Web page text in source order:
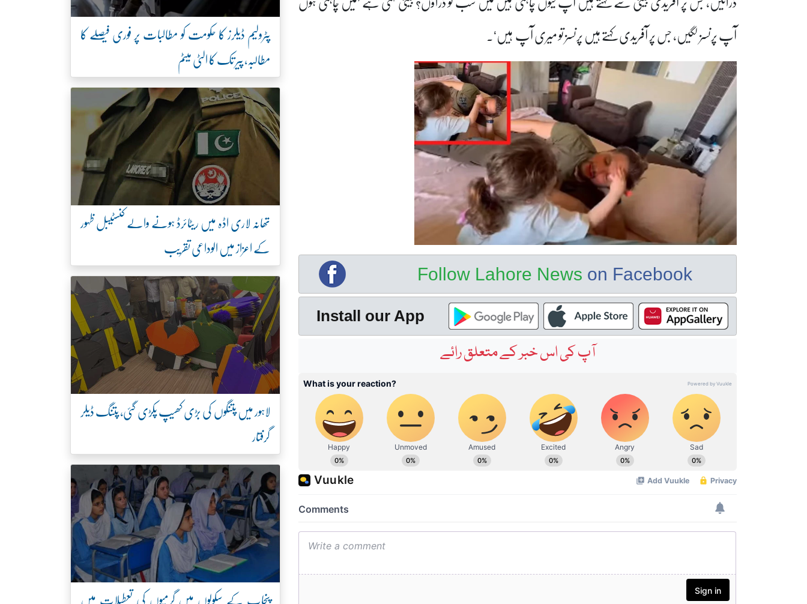
آپ پرنسز لگیں، جس پر آفریدی کہتے ہیں پرنسز تو میری آپ ہیں‘۔
Follow Lahore News on Facebook
Install our App
آپ کی اس خبر کے متعلق رائے
پٹرولیم ڈیلرز کا حکومت کو مطالبات پر فوری فیصلے کا
مطالبہ، پیر تک کا الٹی میٹم
تھانہ لاری اڈہ میں ریٹائرڈ ہونے والے کنسٹیبل ظہور
کے اعزاز میں الوداعی تقریب
لاہور میں پتنگوں کی بڑی کھیپ پکڑی گئی، پتنگ ڈیلر
گرفتار